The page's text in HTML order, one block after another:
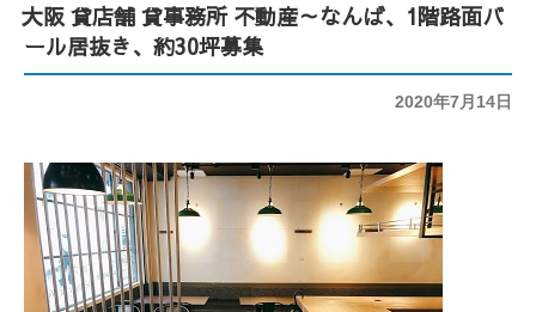
投
2020年7月14日
大阪 貸店舗 貸事務所 不動産～なんば、1階路面バ
ール居抜き、約30坪募集